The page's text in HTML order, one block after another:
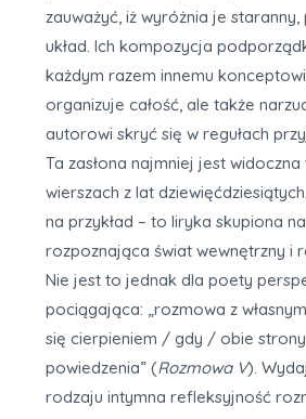
zauważyć, iż wyróżnia je staranny,
układ. Ich kompozycja
każdym razem innemu
organizuje całość, ale także
autorowi skryć się w regułach
Ta zasłona najmniej jest widoczna
wierszach z lat
na przykład – to liryka skupiona na
rozpoznająca świat wewnętrzny i
Nie jest to jednak dla poety
pociągająca: „rozmowa z
się cierpieniem / gdy / obie
powiedzenia” (Rozmowa V).
rodzaju intymna refleksyjność